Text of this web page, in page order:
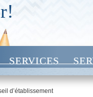
SERVICES
d’établissement